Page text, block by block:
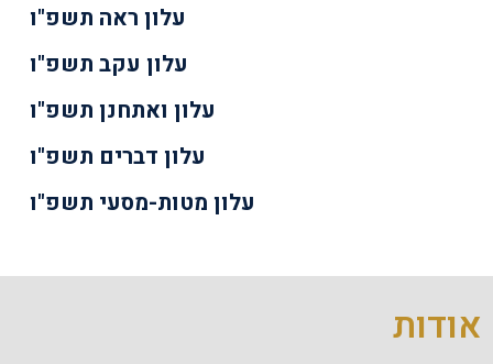
עלון ראה תשפ"ו
עלון עקב תשפ"ו
עלון ואתחנן תשפ"ו
עלון דברים תשפ"ו
עלון מטות-מסעי תשפ"ו
אודות